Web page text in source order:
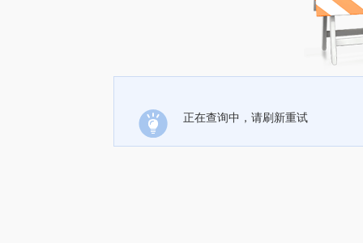
正在查询中，请刷新重试